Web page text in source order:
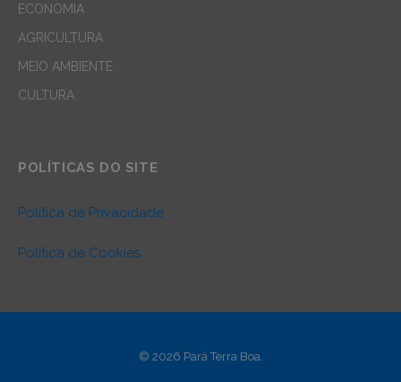
ECONOMIA
AGRICULTURA
MEIO AMBIENTE
CULTURA
POLÍTICAS DO SITE
Política de Privacidade
Política de Cookies
© 2026 Pará Terra Boa.